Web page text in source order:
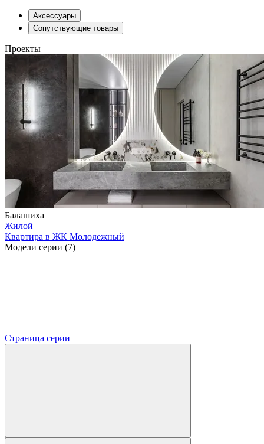
Аксессуары
Сопутствующие товары
Проекты
Балашиха
Жилой
Квартира в ЖК Молодежный
Модели серии (7)
Страница серии